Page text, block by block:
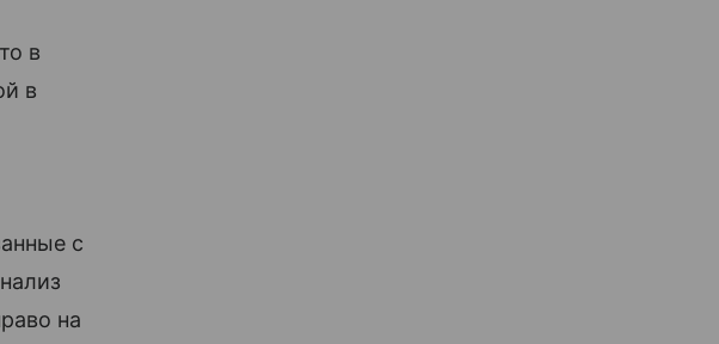
в
в
с
на